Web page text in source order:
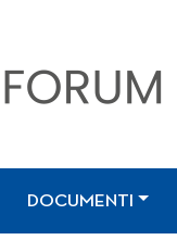
DOCUMENTI